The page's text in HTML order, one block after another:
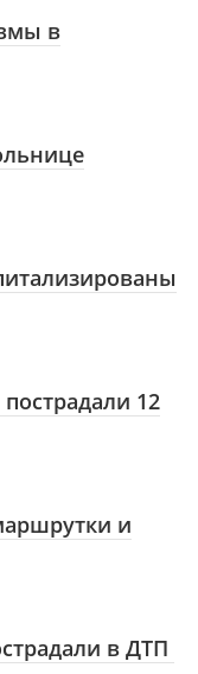
в
12
и
в ДТП